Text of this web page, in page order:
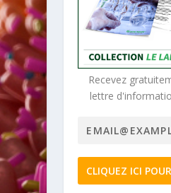
Recevez
lettre